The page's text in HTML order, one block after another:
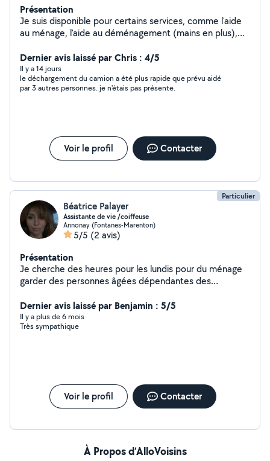
Présentation
Je suis disponible pour certains services, comme l'aide
au ménage, l'aide au déménagement (mains en plus),
Dernier avis laissé par Chris : 4/5
Il y a 14 jours
le déchargement du camion a été plus rapide que prévu aidé
par 3 autres personnes. je n'étais pas présente.
Voir le profil Contacter
Particulier
Béatrice Palayer
Assistante de vie /coiffeuse
Annonay (Fontanes-Marenton)
5/5 (2 avis)
Présentation
Je cherche des heures pour les lundis pour du ménage
garder des personnes âgées dépendantes des
assistante de vie je suis très sociable ancienne coiffeuse
devenue auxiliaire de vie depuis 16 ans je peux joindre l
utile à l agréable
Dernier avis laissé par Benjamin : 5/5
Il y a plus de 6 mois
Très sympathique
Voir le profil Contacter
À Propos d’AlloVoisins